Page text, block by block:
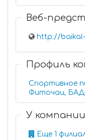
Веб-
http://
Профиль
Спортивное
Фиточаи,
У
Еще 1